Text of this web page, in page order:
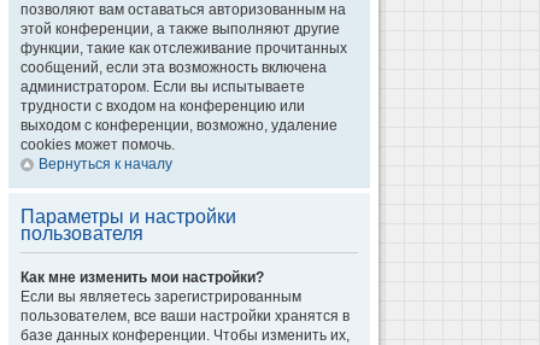
позволяют вам оставаться авторизованным на
этой конференции, а также выполняют другие
функции, такие как отслеживание прочитанных
сообщений, если эта возможность включена
администратором. Если вы испытываете
трудности с входом на конференцию или
выходом с конференции, возможно, удаление
cookies может помочь.
Вернуться к началу
Параметры и настройки
пользователя
Как мне изменить мои настройки?
Если вы являетесь зарегистрированным
пользователем, все ваши настройки хранятся в
базе данных конференции. Чтобы изменить их,